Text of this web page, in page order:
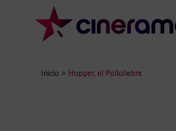
Inicio > Hopper, el Polloliebre